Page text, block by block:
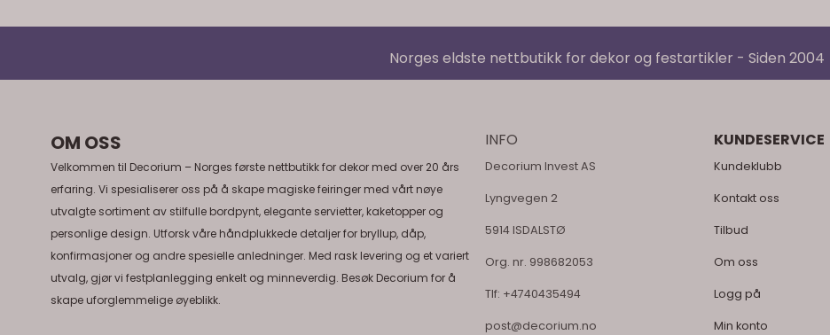
Norges eldste nettbutikk for dekor og festartikler - Siden 2004
OM OSS
Velkommen til Decorium – Norges første nettbutikk for dekor med over 20 års
erfaring. Vi spesialiserer oss på å skape magiske feiringer med vårt nøye
utvalgte sortiment av stilfulle bordpynt, elegante servietter, kaketopper og
personlige design. Utforsk våre håndplukkede detaljer for bryllup, dåp,
konfirmasjoner og andre spesielle anledninger. Med rask levering og et variert
utvalg, gjør vi festplanlegging enkelt og minneverdig. Besøk Decorium for å
skape uforglemmelige øyeblikk.
INFO
Decorium Invest AS
Lyngvegen 2
5914 ISDALSTØ
Org. nr. 998682053
Tlf: +4740435494
post@decorium.no
KUNDESERVICE
Kundeklubb
Kontakt oss
Tilbud
Om oss
Logg på
Min konto